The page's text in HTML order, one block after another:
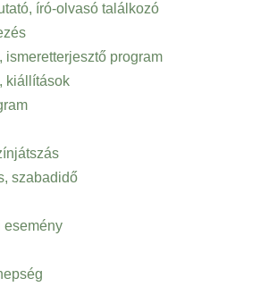
író-olvasó találkozó
ismeretterjesztő program
kiállítások
szabadidő
esemény